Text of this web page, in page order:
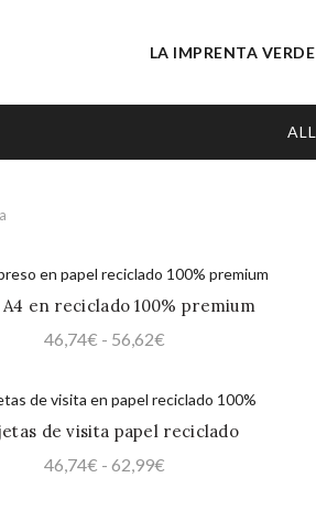
LA IMPRENTA VERDE
ALL
QUICK SHOP
A4 en reciclado 100% premium
46,74€ - 56,62€Rango
precios:
desde
hasta
QUICK SHOP
de visita papel reciclado
46,74€ - 62,99€Rango